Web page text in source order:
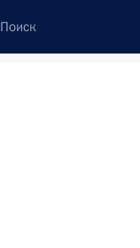
Поиск